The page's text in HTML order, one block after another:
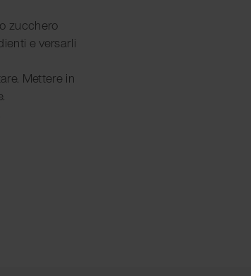
zucchero
e versarli
Mettere in